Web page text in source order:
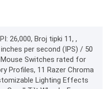
26,000, Broj tipki 11, ,
per second (IPS) / 50
Switches rated for
Profiles, 11 Razer Chroma
Lighting Effects